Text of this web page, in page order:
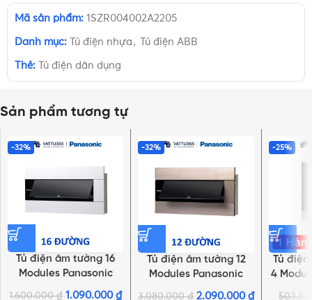
Mã sản phẩm:1SZR004002A2205
Danh mục: Tủ điện nhựa , Tủ điện ABB
Thẻ: Tủ điện dân dụng
Sản phẩm tương tự
-32%
Tủ điện âm tường 16
Modules Panasonic
BQDX16T11AV màu
1.600.000₫ 1.090.000₫
-32%
Tủ điện âm tường 12
Modules Panasonic
BQDX12G11AV vàng ánh
3.080.000₫ 2.090.000₫
-25%
Tủ điện
4